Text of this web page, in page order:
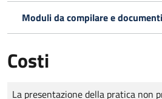
Moduli da compilare e
Costi
Tipo di pagamento
Importo
La presentazione della pratica non